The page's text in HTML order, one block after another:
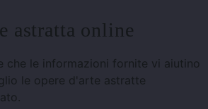
astratta online
che le informazioni fornite vi aiutino
le opere d'arte astratte